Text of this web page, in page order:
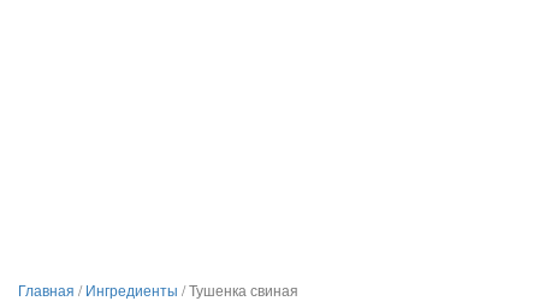
Главная /Ингредиенты /Тушенка свиная